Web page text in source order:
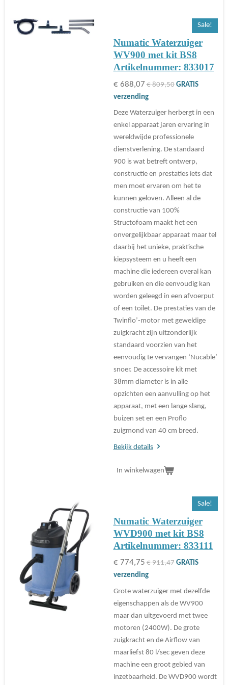
Sale!
Numatic Waterzuiger
WV900 met kit BS8
Artikelnummer: 833017
€ 688,07 € 809,50 GRATIS
verzending
Deze Waterzuiger herbergt in een
enkel apparaat jaren ervaring in
wereldwijde professionele
dienstverlening. De standaard
900 is wat betreft ontwerp,
constructie en prestaties iets dat
men moet ervaren om het te
kunnen geloven. Alleen al de
constructie van 100%
Structofoam maakt het een
onvergelijkbaar apparaat maar tel
daarbij het unieke, praktische
kiepsysteem en u heeft een
machine die iedereen overal kan
gebruiken en die eenvoudig kan
worden geleegd in een afvoerput
of een toilet. De prestaties van de
Twinflo’-motor met geweldige
zuigkracht zijn uitzonderlijk
standaard voorzien van het
eenvoudig te vervangen ‘Nucable’
snoer. De accessoire kit met
38mm diameter is in alle
opzichten een aanvulling op het
apparaat, met een lange slang,
buizen set en een Proflo
zuigmond van 40 cm breed.
Bekijk details
In winkelwagen
Sale!
Numatic Waterzuiger
WVD900 met kit BS8
Artikelnummer: 833111
€ 774,75 € 911,47 GRATIS
verzending
Grote waterzuiger met dezelfde
eigenschappen als de WV900
maar dan uitgevoerd met twee
motoren (2400W). De grote
zuigkracht en de Airflow van
maarliefst 80 l/sec geven deze
machine een groot gebied van
inzetbaarheid. De WVD900 wordt